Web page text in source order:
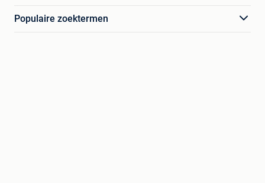
Populaire zoektermen